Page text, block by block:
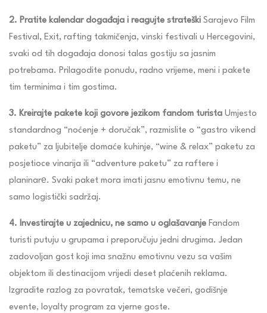
2. Pratite kalendar događaja i reagujte strateški Sarajevo Film
Festival, Exit, rafting takmičenja, vinski festivali u Hercegovini,
svaki od tih događaja donosi talas gostiju sa jasnim
potrebama. Prilagodite ponudu, radno vrijeme, meni i pakete
tim terminima i tim gostima.
3. Kreirajte pakete koji govore jezikom fandom turista Umjesto
standardnog “noćenje + doručak”, razmislite o “gastro vikend
paketu” za ljubitelje domaće kuhinje, “wine & relax” paketu za
posjetioce vinarija ili “adventure paketu” za raftere i
planinarе. Svaki paket mora imati jasnu emotivnu temu, ne
samo logistički sadržaj.
4. Investirajte u zajednicu, ne samo u oglašavanje Fandom
turisti putuju u grupama i preporučuju jedni drugima. Jedan
zadovoljan gost koji ima snažnu emotivnu vezu sa vašim
objektom ili destinacijom vrijedi deset plaćenih reklama.
Izgradite razlog za povratak, tematske večeri, godišnje
evente, loyalty program za vjerne goste.